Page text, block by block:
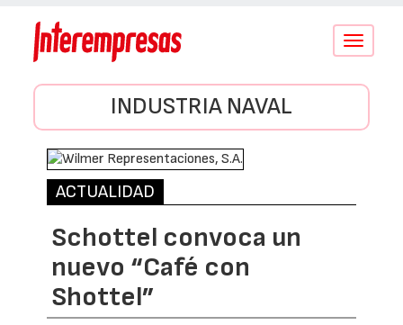
Conmutar
INDUSTRIA NAVAL
ACTUALIDAD
Schottel convoca un
nuevo “Café con
Shottel”